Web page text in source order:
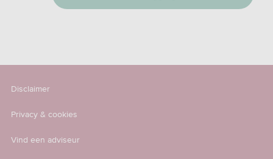
Disclaimer
Privacy & cookies
Vind een adviseur